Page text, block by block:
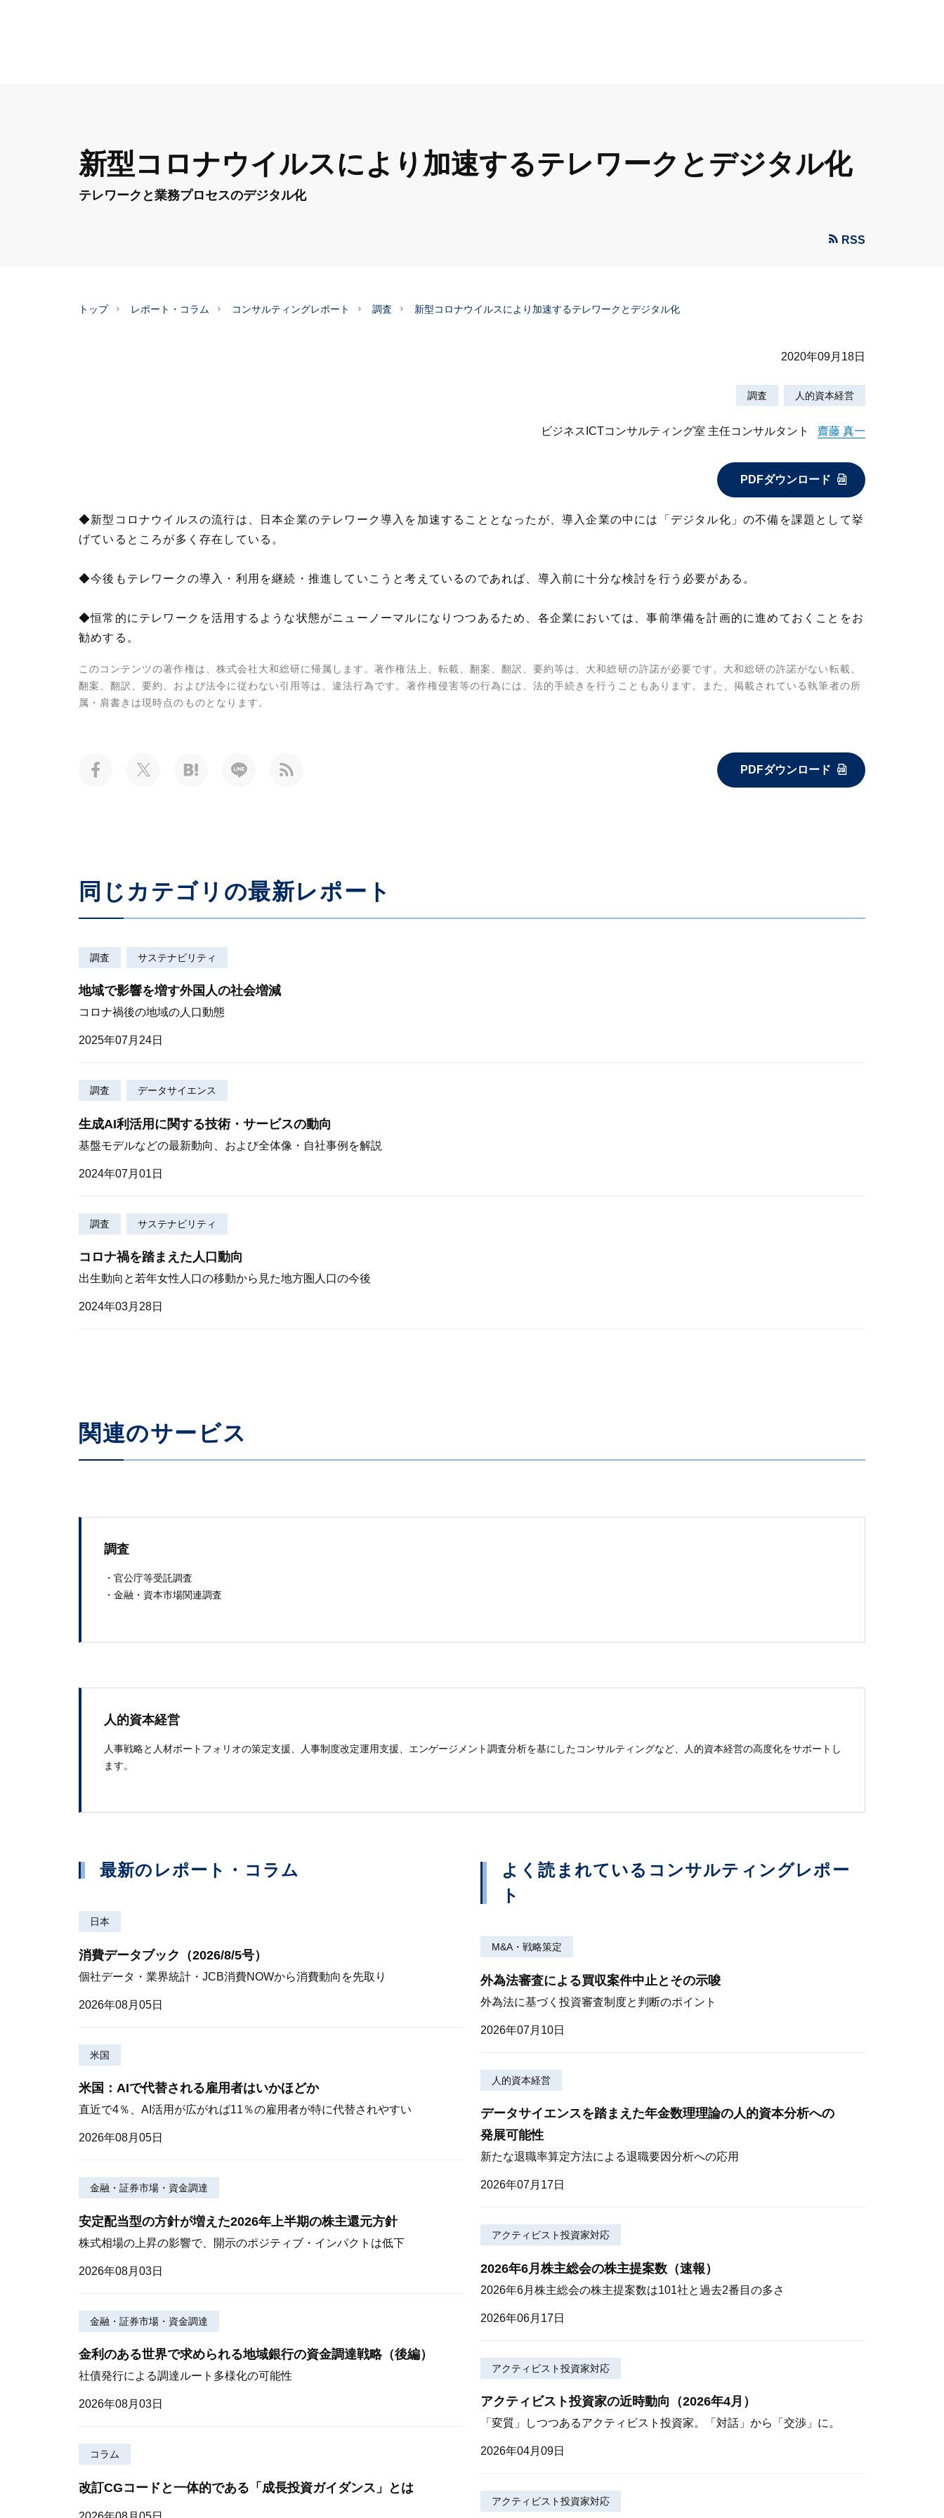
新型コロナウイルスにより加速するテレワークとデジタル化
テレワークと業務プロセスのデジタル化
RSS
トップ レポート・コラム コンサルティングレポート 調査 新型コロナウイルスにより加速するテレワークとデジタル化
2020年09月18日
調査 人的資本経営
ビジネスICTコンサルティング室 主任コンサルタント 齋藤 真一
PDFダウンロード
◆新型コロナウイルスの流行は、日本企業のテレワーク導入を加速することとなったが、導入企業の中には「デジタル化」の不備を課題として挙
げているところが多く存在している。
◆今後もテレワークの導入・利用を継続・推進していこうと考えているのであれば、導入前に十分な検討を行う必要がある。
◆恒常的にテレワークを活用するような状態がニューノーマルになりつつあるため、各企業においては、事前準備を計画的に進めておくことをお
勧めする。
このコンテンツの著作権は、株式会社大和総研に帰属します。著作権法上、転載、翻案、翻訳、要約等は、大和総研の許諾が必要です。大和総研の許諾がない転載、
翻案、翻訳、要約、および法令に従わない引用等は、違法行為です。著作権侵害等の行為には、法的手続きを行うこともあります。また、掲載されている執筆者の所
属・肩書きは現時点のものとなります。
PDFダウンロード
同じカテゴリの最新レポート
調査 サステナビリティ
地域で影響を増す外国人の社会増減
コロナ禍後の地域の人口動態
2025年07月24日
調査 データサイエンス
生成AI利活用に関する技術・サービスの動向
基盤モデルなどの最新動向、および全体像・自社事例を解説
2024年07月01日
調査 サステナビリティ
コロナ禍を踏まえた人口動向
出生動向と若年女性人口の移動から見た地方圏人口の今後
2024年03月28日
関連のサービス
調査
・官​公庁​等​受託​調​査
・​金融​・資本市​場​関連調査
人的資本経営
人事戦略と人材ポートフォリオの策定支援、人事制度改定運用支援、エンゲージメント調査分析を基にしたコンサルティングなど、人的資本経営の高度化をサポートし
ます。
最新のレポート・コラム
日本
消費データブック（2026/8/5号）
個社データ・業界統計・JCB消費NOWから消費動向を先取り
2026年08月05日
米国
米国：AIで代替される雇用者はいかほどか
直近で4％、AI活用が広がれば11％の雇用者が特に代替されやすい
2026年08月05日
金融・証券市場・資金調達
安定配当型の方針が増えた2026年上半期の株主還元方針
株式相場の上昇の影響で、開示のポジティブ・インパクトは低下
2026年08月03日
金融・証券市場・資金調達
金利のある世界で求められる地域銀行の資金調達戦略（後編）
社債発行による調達ルート多様化の可能性
2026年08月03日
コラム
改訂CGコードと一体的である「成長投資ガイダンス」とは
よく読まれているコンサルティングレポー
ト
M&A・戦略策定
外為法審査による買収案件中止とその示唆
外為法に基づく投資審査制度と判断のポイント
2026年07月10日
人的資本経営
データサイエンスを踏まえた年金数理理論の人的資本分析への
発展可能性
新たな退職率算定方法による退職要因分析への応用
2026年07月17日
アクティビスト投資家対応
2026年6月株主総会の株主提案数（速報）
2026年6月株主総会の株主提案数は101社と過去2番目の多さ
2026年06月17日
アクティビスト投資家対応
アクティビスト投資家の近時動向（2026年4月）
「変質」しつつあるアクティビスト投資家。「対話」から「交渉」に。
2026年04月09日
アクティビスト投資家対応